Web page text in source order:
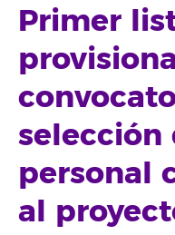
Primer
selección
personal
al